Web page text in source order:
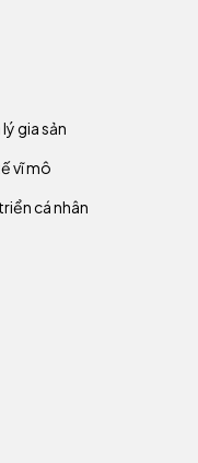
gia sản
vĩ mô
cá nhân